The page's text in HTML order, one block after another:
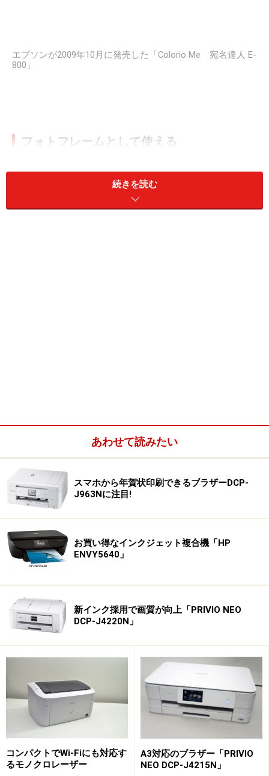
エプソンが2009年10月に発売した「Colorio Me 宛名達人 E-
800」
フォトフレームとして使える
クセル）を搭載。メモリーカードやUSBメモリーを本体
に挿しておけば、いつでもフォトスライドショーを楽し
簡単に印刷でき、コストも低い
ット方式で、解像度は5760×1440dpi。ハイエンドプリン
タ・複合機ほどではないものの、なかなかの印字品質
だ。印刷速度はL判写真用紙（光沢）で約30秒で、イン
クと用紙の合計コストは1枚あたり約15.4円（同）。イン
クジェットなので、1枚あたり約30円前後もかかる昇華
型プリンタに比べてかなりコストが低いのも魅力だ。
ディズニーキャラクターなど40種類のオリジナルフレー
ムを内蔵しており、シール印刷も可能。画面を見ながら
トリミングできるなど、7インチの大画面を生かした写
真印刷を楽しめる。
続きを読む
あわせて読みたい
スマホから年賀状印刷できるブラザーDCP-
J963Nに注目!
お買い得なインクジェット複合機「HP
ENVY5640」
新インク採用で画質が向上「PRIVIO NEO
DCP-J4220N」
コンパクトでWi-Fiにも対応す
るモノクロレーザー
A3対応のブラザー「PRIVIO
NEO DCP-J4215N」